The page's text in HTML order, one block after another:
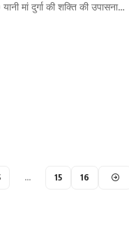
मां दुर्गा की शक्ति की उपासना…
… 15 16